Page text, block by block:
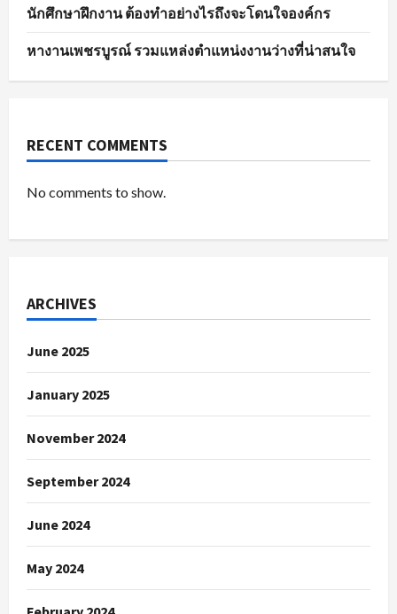
นักศึกษาฝึกงาน ต้องทำอย่างไรถึงจะโดนใจองค์กร
หางานเพชรบูรณ์ รวมแหล่งตำแหน่งงานว่างที่น่าสนใจ
RECENT COMMENTS
No comments to show.
ARCHIVES
June 2025
January 2025
November 2024
September 2024
June 2024
May 2024